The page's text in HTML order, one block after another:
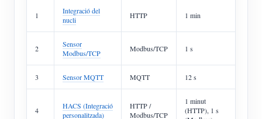
1
Integració del
nucli
HTTP 1 min
2
Sensor
Modbus/TCP
Modbus/TCP 1 s
3 Sensor MQTT MQTT 12 s
4
HACS (Integració
personalitzada)
HTTP /
Modbus/TCP
1 minut
(HTTP), 1 s